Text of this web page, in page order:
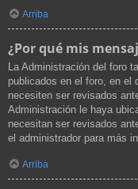
Arriba
¿Por qué mis
La Administración del foro
publicados en el foro, en el
necesiten ser revisados
Administración le haya
necesitan ser revisados
el administrador para más
Arriba